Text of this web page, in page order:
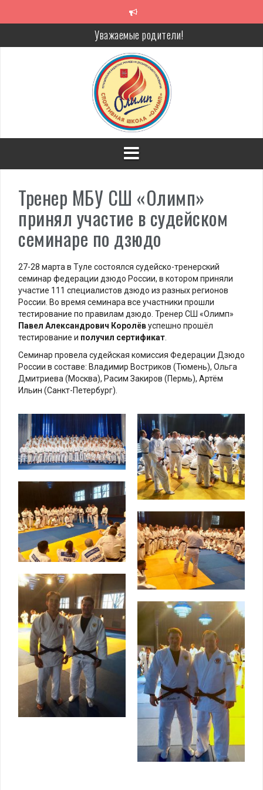
Уважаемые родители!
Алкоголь — путь в никуда
Решение спора без суда
Проголосуй за объекты благоустройства!
Тренер МБУ СШ «Олимп»
принял участие в судейском
семинаре по дзюдо
27-28 марта в Туле состоялся судейско-тренерский
семинар федерации дзюдо России, в котором приняли
участие 111 специалистов дзюдо из разных регионов
России. Во время семинара все участники прошли
тестирование по правилам дзюдо. Тренер СШ «Олимп»
Павел Александрович Королёвуспешно прошёл
тестирование и получил сертификат
Семинар провела судейская комиссия Федерации Дзюдо
России в составе: Владимир Востриков (Тюмень), Ольга
Дмитриева (Москва), Расим Закиров (Пермь), Артём
Ильин (Санкт-Петербург).